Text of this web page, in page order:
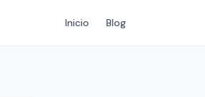
Inicio Blog